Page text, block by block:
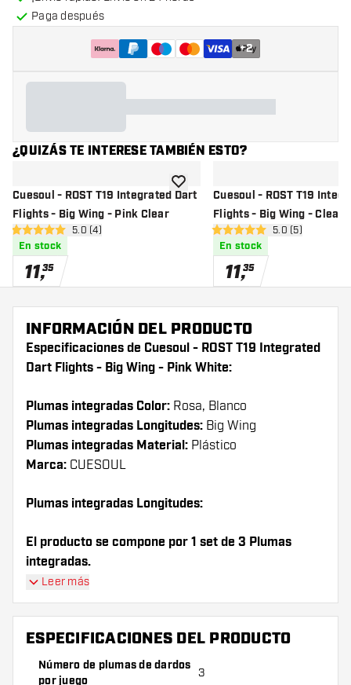
Paga después
+2
¿QUIZÁS TE INTERESE TAMBIÉN ESTO?
Cuesoul - ROST T19 Integrated Dart
Flights - Big Wing - Pink Clear
abrir panel de reseñas
5 estrellas de puntuación
5.0 (4)
En stock
11,35
añadir a la lista de deseos
Cuesoul - ROST T19
Flights - Big Wing - Clear
abrir panel de
5 estrellas de puntuación
5.0 (5)
En stock
11,35
INFORMACIÓN DEL PRODUCTO
Especificaciones de Cuesoul - ROST T19 Integrated
Dart Flights - Big Wing - Pink White:
Plumas integradas Color: Rosa, Blanco
Plumas integradas Longitudes: Big Wing
Plumas integradas Material: Plástico
Marca: CUESOUL
Plumas integradas Longitudes:
El producto se compone por 1 set de 3 Plumas
integradas.
¡Consejo de Dartshopper!
Asegúrate de tener suficientes plumas y cañas.
Leer más
ESPECIFICACIONES DEL PRODUCTO
Número de plumas de dardos
por juego
3